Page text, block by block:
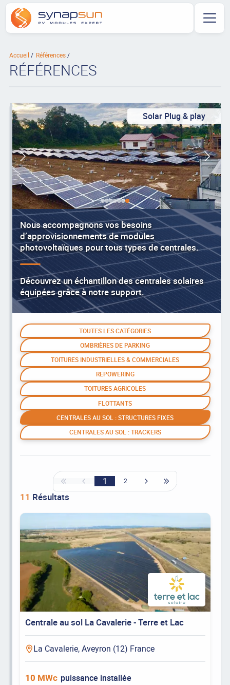
Accueil Références
RÉFÉRENCES
Solar Plug & play
Nous accompagnons vos besoins
d’approvisionnements de modules
photovoltaïques pour tous types de centrales.
Découvrez un échantillon des centrales solaires
équipées grâce à notre support.
TOUTES LES CATÉGORIES
OMBRIÈRES DE PARKING
TOITURES INDUSTRIELLES & COMMERCIALES
REPOWERING
TOITURES AGRICOLES
FLOTTANTS
CENTRALES AU SOL : STRUCTURES FIXES
CENTRALES AU SOL : TRACKERS
11 Résultats
1 2
Centrale au sol La Cavalerie - Terre et Lac
La Cavalerie, Aveyron (12) France
10 MWc puissance installée